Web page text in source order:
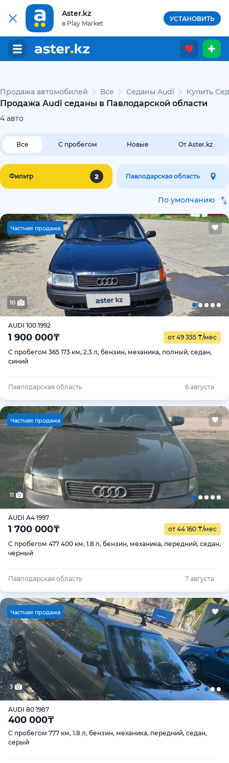
Aster.kz
в Play Market
УСТАНОВИТЬ
Продажа автомобилей Все Седаны Audi Купить
Продажа Audi седаны в Павлодарской области
4 авто
Все С пробегом Новые От Aster.kz
Фильтр 2 Павлодарская область
По умолчанию
Частная продажа
10
AUDI 100 1992
1 900 000₸ от 49 355 ₸/мес
С пробегом 365 173 км, 2.3 л, бензин, механика, полный, седан,
синий
Павлодарская область 6 августа
Частная продажа
11
AUDI A4 1997
1 700 000₸ от 44 160 ₸/мес
С пробегом 477 400 км, 1.8 л, бензин, механика, передний, седан,
черный
Павлодарская область 7 августа
Частная продажа
3
AUDI 80 1987
400 000₸
С пробегом 777 км, 1.8 л, бензин, механика, передний, седан,
серый